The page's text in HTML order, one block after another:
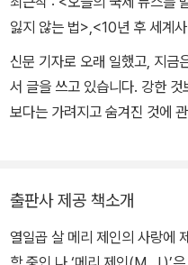
까?》가 있다.
잃지 않는 법>,<10년 후 세계
신문 기자로 오래 일했고, 지금
서 글을 쓰고 있습니다. 강한
보다는 가려지고 숨겨진 것에
를 보았다』 『팬데믹의 현재적
출판사 제공 책소개
열일곱 살 메리 제인의 사랑에 제대로 눈뜨다!